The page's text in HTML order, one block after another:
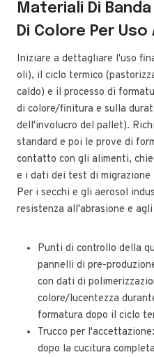
Materiali Di
Di Colore Per
Iniziare a dettagliare l'uso
oli), il ciclo termico
caldo) e il processo di
di colore/finitura e sulla
dell'involucro del pallet).
standard e poi le prove di
contatto con gli alimenti,
e i dati dei test di
Per i secchi e gli aerosol
resistenza all'abrasione e
Punti di controllo della
pannelli di pre-
con dati di
colore/lucentezza
formatura dopo il ciclo
Trucco per
dopo la cucitura